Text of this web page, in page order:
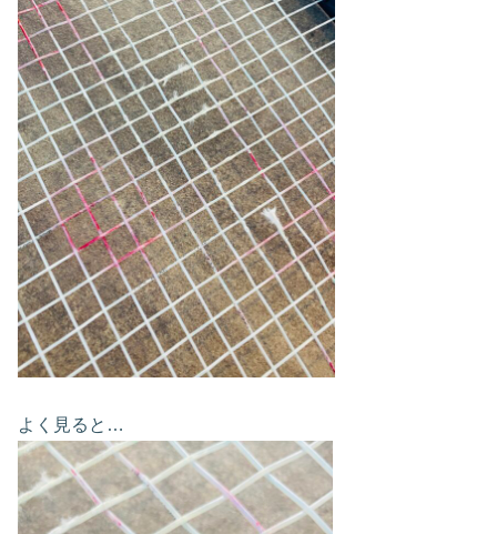
よく見ると…